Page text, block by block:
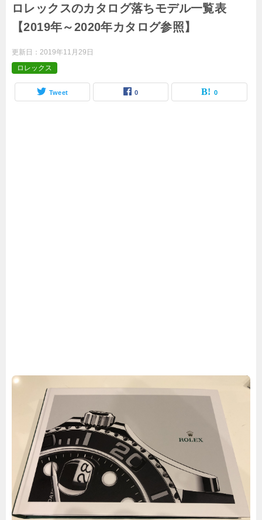
ロレックスのカタログ落ちモデル一覧表
【2019年～2020年カタログ参照】
更新日： 2019年11月29日
ロレックス
Tweet 0 0